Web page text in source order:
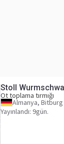
Stoll
Ot toplama tırmığı
Almanya, Bitburg
Yayınlandı: 9gün.